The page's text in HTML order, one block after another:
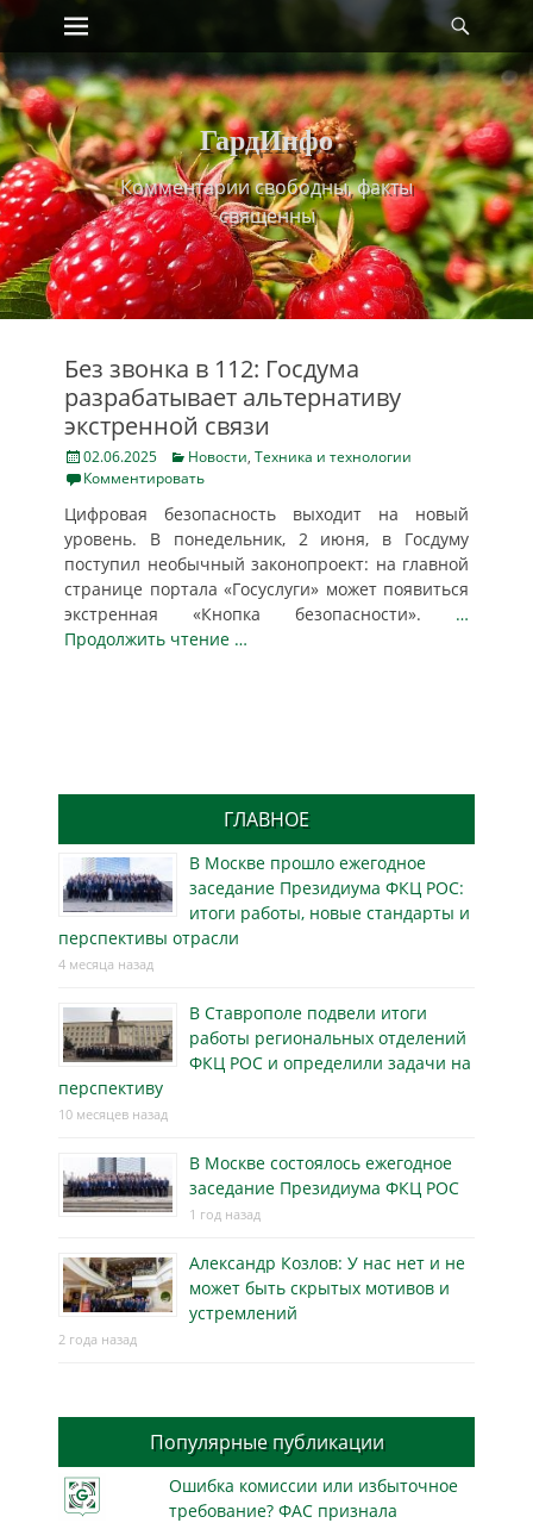
Skip
content
Primary Menu
ГардИнфо
Комментарии свободны, факты
священны
Без звонка в 112: Госдума
разрабатывает альтернативу
экстренной связи
Posted
on
02.06.2025 Categories
Новости, Техника и технологии
Комментировать
Цифровая безопасность выходит на новый
уровень. В понедельник, 2 июня, в Госдуму
поступил необычный законопроект: на главной
странице портала «Госуслуги» может появиться
экстренная «Кнопка безопасности». …
Продолжить чтение …
ГЛАВНОЕ
В Москве прошло ежегодное
заседание Президиума ФКЦ РОС:
итоги работы, новые стандарты и
перспективы отрасли
4 месяца назад
В Ставрополе подвели итоги
работы региональных отделений
ФКЦ РОС и определили задачи на
перспективу
10 месяцев назад
В Москве состоялось ежегодное
заседание Президиума ФКЦ РОС
1 год назад
Александр Козлов: У нас нет и не
может быть скрытых мотивов и
устремлений
2 года назад
Популярные публикации
Ошибка комиссии или избыточное
требование? ФАС признала